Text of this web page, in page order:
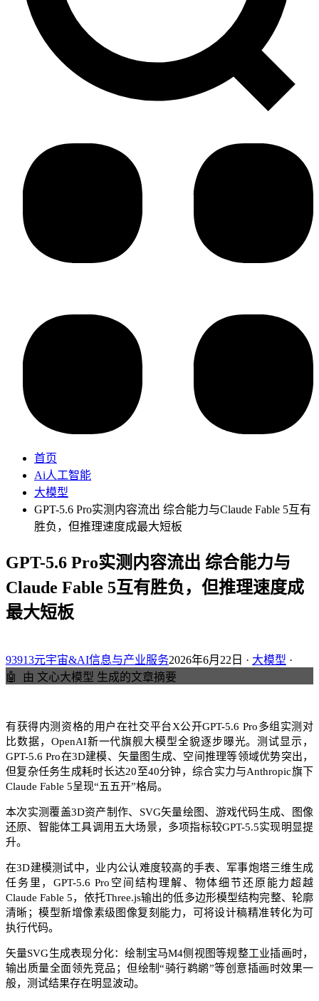
首页
Ai人工智能
大模型
GPT-5.6 Pro实测内容流出 综合能力与Claude Fable 5互有
胜负，但推理速度成最大短板
GPT-5.6 Pro实测内容流出 综合能力与
Claude Fable 5互有胜负，但推理速度成
最大短板
93913元宇宙&AI信息与产业服务2026年6月22日 · 大模型 ·
🤖
由 文心大模型 生成的文章摘要
有获得内测资格的用户在社交平台X公开GPT-5.6 Pro多组实测对
比数据，OpenAI新一代旗舰大模型全貌逐步曝光。测试显示，
GPT-5.6 Pro在3D建模、矢量图生成、空间推理等领域优势突出，
但复杂任务生成耗时长达20至40分钟，综合实力与Anthropic旗下
Claude Fable 5呈现“五五开”格局。
本次实测覆盖3D资产制作、SVG矢量绘图、游戏代码生成、图像
还原、智能体工具调用五大场景，多项指标较GPT-5.5实现明显提
升。
在3D建模测试中，业内公认难度较高的手表、军事炮塔三维生成
任务里，GPT-5.6 Pro空间结构理解、物体细节还原能力超越
Claude Fable 5，依托Three.js输出的低多边形模型结构完整、轮廓
清晰；模型新增像素级图像复刻能力，可将设计稿精准转化为可
执行代码。
矢量SVG生成表现分化：绘制宝马M4侧视图等规整工业插画时，
输出质量全面领先竞品；但绘制“骑行鹈鹕”等创意插画时效果一
般，测试结果存在明显波动。